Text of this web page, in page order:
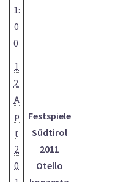
1:
0
0
1
2
A
p
r
2
0
Festspiele
Südtirol
2011
Otello